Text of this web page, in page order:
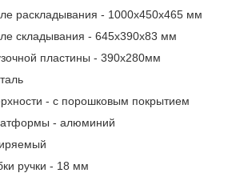
раскладывания - 1000х450х465 мм
складывания - 645x390x83 мм
пластины - 390х280мм
- с порошковым покрытием
- алюминий
ручки - 18 мм